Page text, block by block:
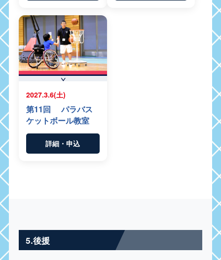
2027.3.6(土)
第11回 パラバス
ケットボール教室
詳細・申込
5.後援